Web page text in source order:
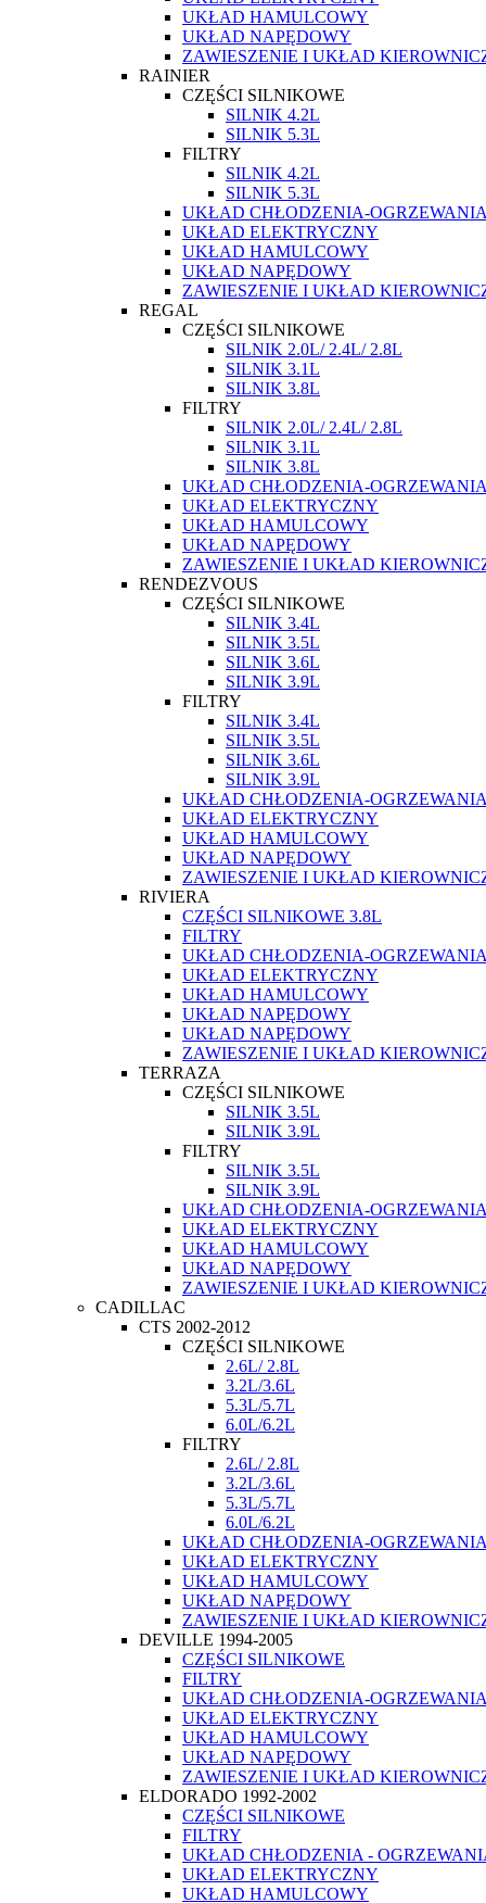
UKŁAD HAMULCOWY
UKŁAD NAPĘDOWY
ZAWIESZENIE I UKŁAD
RAINIER
CZĘŚCI SILNIKOWE
SILNIK 4.2L
SILNIK 5.3L
FILTRY
SILNIK 4.2L
SILNIK 5.3L
UKŁAD CHŁODZENIA-OGRZEWANIA
UKŁAD ELEKTRYCZNY
UKŁAD HAMULCOWY
UKŁAD NAPĘDOWY
ZAWIESZENIE I UKŁAD
REGAL
CZĘŚCI SILNIKOWE
SILNIK 2.0L/ 2.4L/ 2.8L
SILNIK 3.1L
SILNIK 3.8L
FILTRY
SILNIK 2.0L/ 2.4L/ 2.8L
SILNIK 3.1L
SILNIK 3.8L
UKŁAD CHŁODZENIA-OGRZEWANIA
UKŁAD ELEKTRYCZNY
UKŁAD HAMULCOWY
UKŁAD NAPĘDOWY
ZAWIESZENIE I UKŁAD
RENDEZVOUS
CZĘŚCI SILNIKOWE
SILNIK 3.4L
SILNIK 3.5L
SILNIK 3.6L
SILNIK 3.9L
FILTRY
SILNIK 3.4L
SILNIK 3.5L
SILNIK 3.6L
SILNIK 3.9L
UKŁAD CHŁODZENIA-OGRZEWANIA
UKŁAD ELEKTRYCZNY
UKŁAD HAMULCOWY
UKŁAD NAPĘDOWY
ZAWIESZENIE I UKŁAD
RIVIERA
CZĘŚCI SILNIKOWE 3.8L
FILTRY
UKŁAD CHŁODZENIA-OGRZEWANIA
UKŁAD ELEKTRYCZNY
UKŁAD HAMULCOWY
UKŁAD NAPĘDOWY
UKŁAD NAPĘDOWY
ZAWIESZENIE I UKŁAD
TERRAZA
CZĘŚCI SILNIKOWE
SILNIK 3.5L
SILNIK 3.9L
FILTRY
SILNIK 3.5L
SILNIK 3.9L
UKŁAD CHŁODZENIA-OGRZEWANIA
UKŁAD ELEKTRYCZNY
UKŁAD HAMULCOWY
UKŁAD NAPĘDOWY
ZAWIESZENIE I UKŁAD
CADILLAC
CTS 2002-2012
CZĘŚCI SILNIKOWE
2.6L/ 2.8L
3.2L/3.6L
5.3L/5.7L
6.0L/6.2L
FILTRY
2.6L/ 2.8L
3.2L/3.6L
5.3L/5.7L
6.0L/6.2L
UKŁAD CHŁODZENIA-OGRZEWANIA
UKŁAD ELEKTRYCZNY
UKŁAD HAMULCOWY
UKŁAD NAPĘDOWY
ZAWIESZENIE I UKŁAD
DEVILLE 1994-2005
CZĘŚCI SILNIKOWE
FILTRY
UKŁAD CHŁODZENIA-OGRZEWANIA
UKŁAD ELEKTRYCZNY
UKŁAD HAMULCOWY
UKŁAD NAPĘDOWY
ZAWIESZENIE I UKŁAD
ELDORADO 1992-2002
CZĘŚCI SILNIKOWE
FILTRY
UKŁAD CHŁODZENIA -
UKŁAD ELEKTRYCZNY
UKŁAD HAMULCOWY